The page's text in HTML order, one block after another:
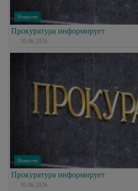
Новости
Прокуратура информирует
10.06.2026
Новости
Прокуратура информирует
10.06.2026